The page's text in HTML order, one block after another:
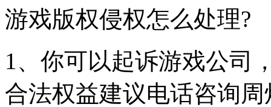
游戏版权侵权怎么处理?
1、你可以起诉游戏公司
合法权益建议电话咨询